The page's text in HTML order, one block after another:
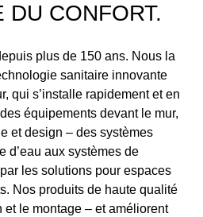
DU CONFORT.
plus de 150 ans. Nous la
sanitaire innovante
qui s’installe rapidement et en
équipements devant le mur,
et design – des systèmes
d’eau aux systèmes de
les solutions pour espaces
Nos produits de haute qualité
le montage – et améliorent